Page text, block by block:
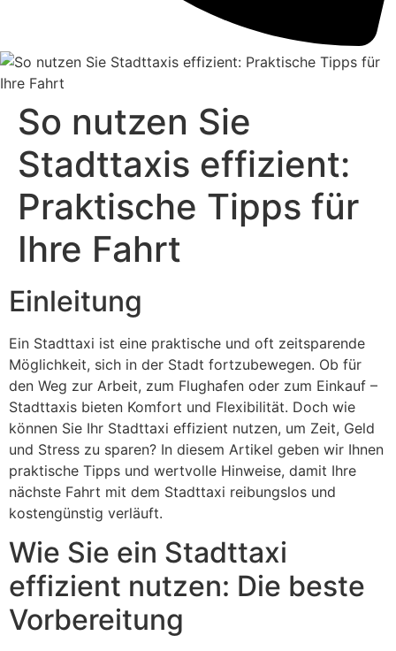
So nutzen Sie
Stadttaxis effizient:
Praktische Tipps für
Ihre Fahrt
Einleitung
Ein Stadttaxi ist eine praktische und oft zeitsparende
Möglichkeit, sich in der Stadt fortzubewegen. Ob für
den Weg zur Arbeit, zum Flughafen oder zum Einkauf –
Stadttaxis bieten Komfort und Flexibilität. Doch wie
können Sie Ihr Stadttaxi effizient nutzen, um Zeit, Geld
und Stress zu sparen? In diesem Artikel geben wir Ihnen
praktische Tipps und wertvolle Hinweise, damit Ihre
nächste Fahrt mit dem Stadttaxi reibungslos und
kostengünstig verläuft.
Wie Sie ein Stadttaxi
effizient nutzen: Die beste
Vorbereitung